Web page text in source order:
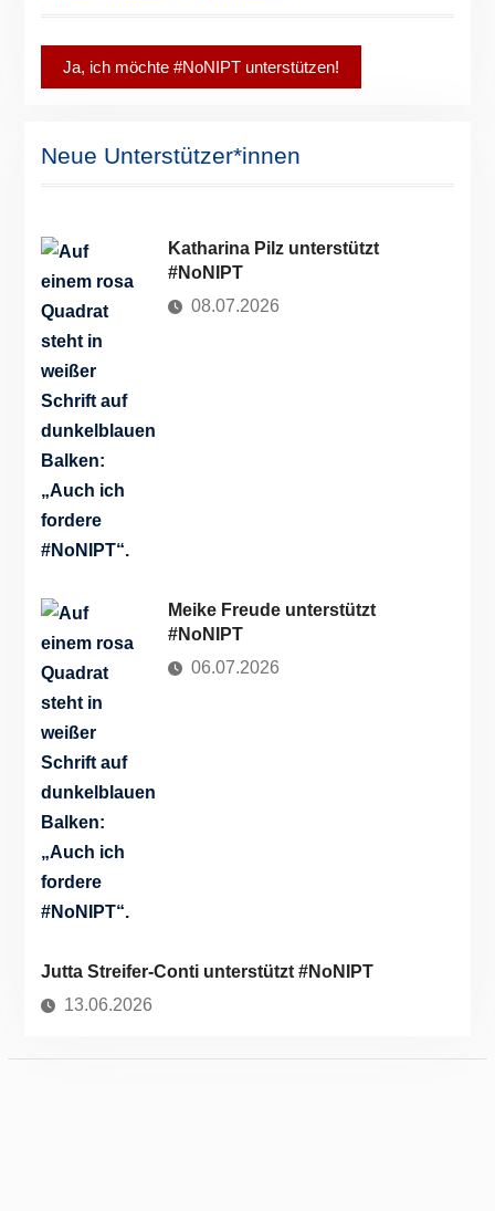
Ja, ich möchte #NoNIPT unterstützen!
Neue Unterstützer*innen
Katharina Pilz unterstützt
#NoNIPT
08.07.2026
Meike Freude unterstützt
#NoNIPT
06.07.2026
Jutta Streifer-Conti unterstützt #NoNIPT
13.06.2026